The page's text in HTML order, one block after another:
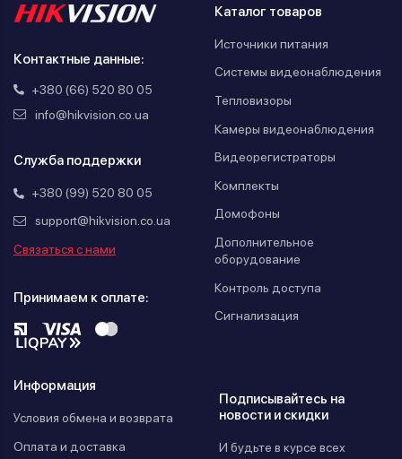
Контактные данные:
+380 (66) 520 80 05
info@hikvision.co.ua
Служба поддержки
+380 (99) 520 80 05
support@hikvision.co.ua
Связаться с нами
Принимаем к оплате:
Каталог товаров
Источники питания
Системы видеонаблюдения
Тепловизоры
Камеры видеонаблюдения
Видеорегистраторы
Комплекты
Домофоны
Дополнительное
оборудование
Контроль доступа
Сигнализация
Информация
Условия обмена и возврата
Оплата и доставка
Подписывайтесь на
новости и скидки
И будьте в курсе всех